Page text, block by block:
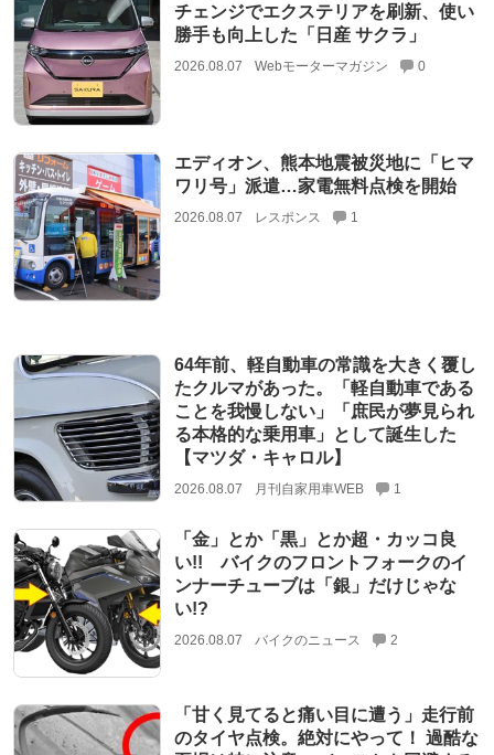
チェンジでエクステリアを刷新、使い
勝手も向上した「日産 サクラ」
2026.08.07 Webモーターマガジン 0
エディオン、熊本地震被災地に「ヒマ
ワリ号」派遣…家電無料点検を開始
2026.08.07 レスポンス 1
64年前、軽自動車の常識を大きく覆し
たクルマがあった。「軽自動車である
ことを我慢しない」「庶民が夢見られ
る本格的な乗用車」として誕生した
【マツダ・キャロル】
2026.08.07 月刊自家用車WEB 1
「金」とか「黒」とか超・カッコ良
い!! バイクのフロントフォークのイ
ンナーチューブは「銀」だけじゃな
い!?
2026.08.07 バイクのニュース 2
「甘く見てると痛い目に遭う」走行前
のタイヤ点検。絶対にやって！ 過酷な